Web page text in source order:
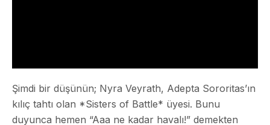
Şimdi bir düşünün; Nyra Veyrath, Adepta Sororitas’ın
kılıç tahtı olan *Sisters of Battle* üyesi. Bunu
duyunca hemen “Aaa ne kadar havalı!” demekten